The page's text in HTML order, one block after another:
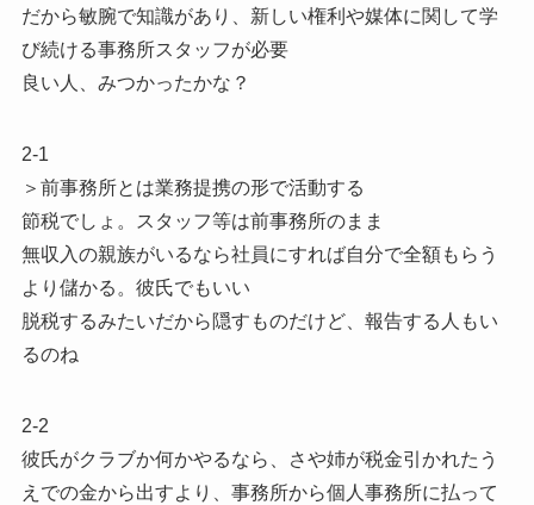
だから敏腕で知識があり、新しい権利や媒体に関して学
び続ける事務所スタッフが必要
良い人、みつかったかな？
2-1
＞前事務所とは業務提携の形で活動する
節税でしょ。スタッフ等は前事務所のまま
無収入の親族がいるなら社員にすれば自分で全額もらう
より儲かる。彼氏でもいい
脱税するみたいだから隠すものだけど、報告する人もい
るのね
2-2
彼氏がクラブか何かやるなら、さや姉が税金引かれたう
えでの金から出すより、事務所から個人事務所に払って